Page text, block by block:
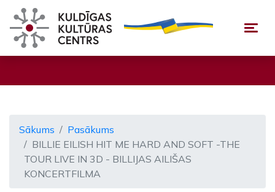
Sākums
Pasākums
BILLIE EILISH HIT ME HARD AND SOFT -THE
TOUR LIVE IN 3D - BILLIJAS AILIŠAS
KONCERTFILMA